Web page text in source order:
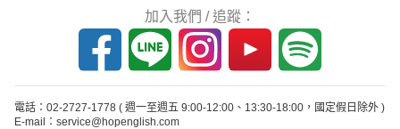
加入我們 / 追蹤：
電話：02-2727-1778 ( 週一至週五 9:00-12:00、13:30-18:00，國定假日除外 )
E-mail：service@hopenglish.com